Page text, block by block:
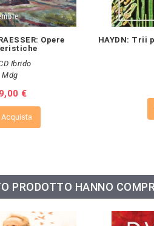
Opere
Ibrido
Mdg
€
Acquista
HAYDN: Trii
PRODOTTO HANNO